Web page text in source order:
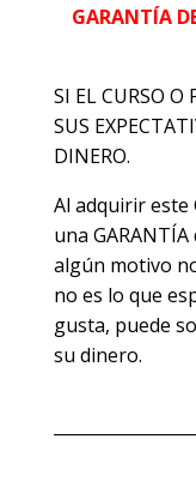
GARANTÍA
SI EL CURSO O
SUS
DINERO.
Al adquirir este
una
algún motivo
no es lo que
gusta, puede
su dinero.